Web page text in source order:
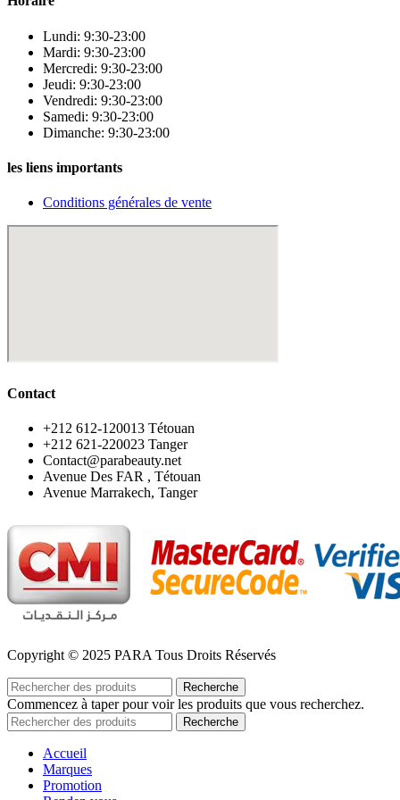
Lundi: 9:30-23:00
Mardi: 9:30-23:00
Mercredi: 9:30-23:00
Jeudi: 9:30-23:00
Vendredi: 9:30-23:00
Samedi: 9:30-23:00
Dimanche: 9:30-23:00
les liens importants
Conditions générales de vente
Contact
‪+212 612-120013 Tétouan
‪+212 621-220023 Tanger
Contact@parabeauty.net
Avenue Des FAR , Tétouan
Avenue Marrakech, Tanger
Copyright © 2025 PARA Tous Droits Réservés
Recherche
Commencez à taper pour voir les produits que vous recherchez.
Recherche
Accueil
Marques
Promotion